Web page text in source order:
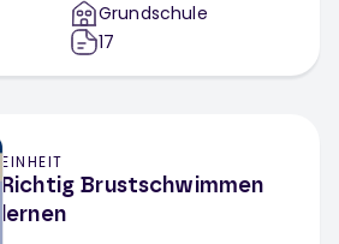
Grundschule
17
EINHEIT
Richtig Brustschwimmen
lernen